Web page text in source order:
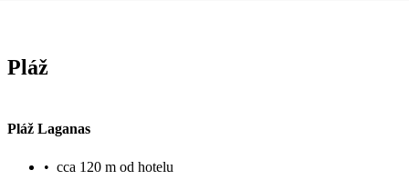
Pláž
Pláž Laganas
• cca 120 m od hotelu